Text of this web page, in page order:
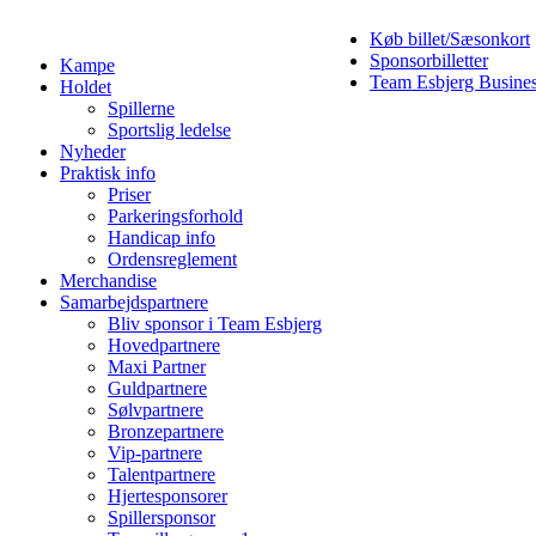
Køb billet/Sæsonkort
Sponsorbilletter
Team Esbjerg
Kampe
Holdet
Spillerne
Sportslig ledelse
Nyheder
Praktisk info
Priser
Parkeringsforhold
Handicap info
Ordensreglement
Merchandise
Samarbejdspartnere
Bliv sponsor i Team Esbjerg
Hovedpartnere
Maxi Partner
Guldpartnere
Sølvpartnere
Bronzepartnere
Vip-partnere
Talentpartnere
Hjertesponsorer
Spillersponsor